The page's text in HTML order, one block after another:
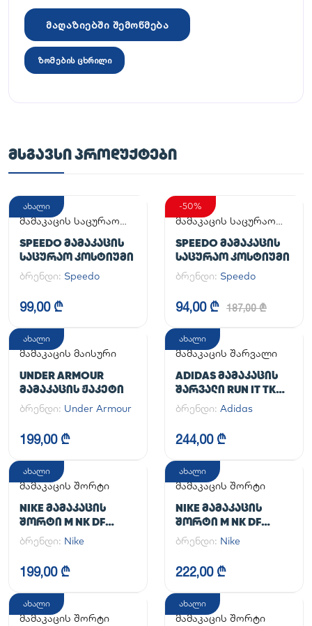
მაღაზიებში შემოწმება
ზომების ცხრილი
ᲛᲡᲒᲐᲕᲡᲘ ᲞᲠᲝᲓᲣᲥᲢᲔᲑᲘ
ახალი
მამაკაცის საცურაო
SPEEDO ᲛᲐᲛᲐᲙᲐᲪᲘᲡ
ᲡᲐᲪᲣᲠᲐᲝ ᲙᲝᲡᲢᲘᲣᲛᲘ
ბრენდი: Speedo
99,00 ₾
-50%
მამაკაცის საცურაო
SPEEDO ᲛᲐᲛᲐᲙᲐᲪᲘᲡ
ᲡᲐᲪᲣᲠᲐᲝ ᲙᲝᲡᲢᲘᲣᲛᲘ
ბრენდი: Speedo
94,00 ₾ 187,00 ₾
ახალი
მამაკაცის მაისური
UNDER ARMOUR
ᲛᲐᲛᲐᲙᲐᲪᲘᲡ ᲟᲐᲙᲔᲢᲘ
ბრენდი: Under Armour
199,00 ₾
ახალი
მამაკაცის შარვალი
ADIDAS ᲛᲐᲛᲐᲙᲐᲪᲘᲡ
ᲨᲐᲠᲕᲐᲚᲘ RUN IT TKO
PANT
ბრენდი: Adidas
244,00 ₾
ახალი
მამაკაცის შორტი
NIKE ᲛᲐᲛᲐᲙᲐᲪᲘᲡ
ᲨᲝᲠᲢᲘ M NK DF
UNLIMITED WVN 7IN
ბრენდი: Nike
199,00 ₾
ახალი
მამაკაცის შორტი
NIKE ᲛᲐᲛᲐᲙᲐᲪᲘᲡ
ᲨᲝᲠᲢᲘ M NK DF
UNLIMITED WVN 7IN
2IN1
ბრენდი: Nike
222,00 ₾
ახალი
მამაკაცის შორტი
ახალი
მამაკაცის შორტი